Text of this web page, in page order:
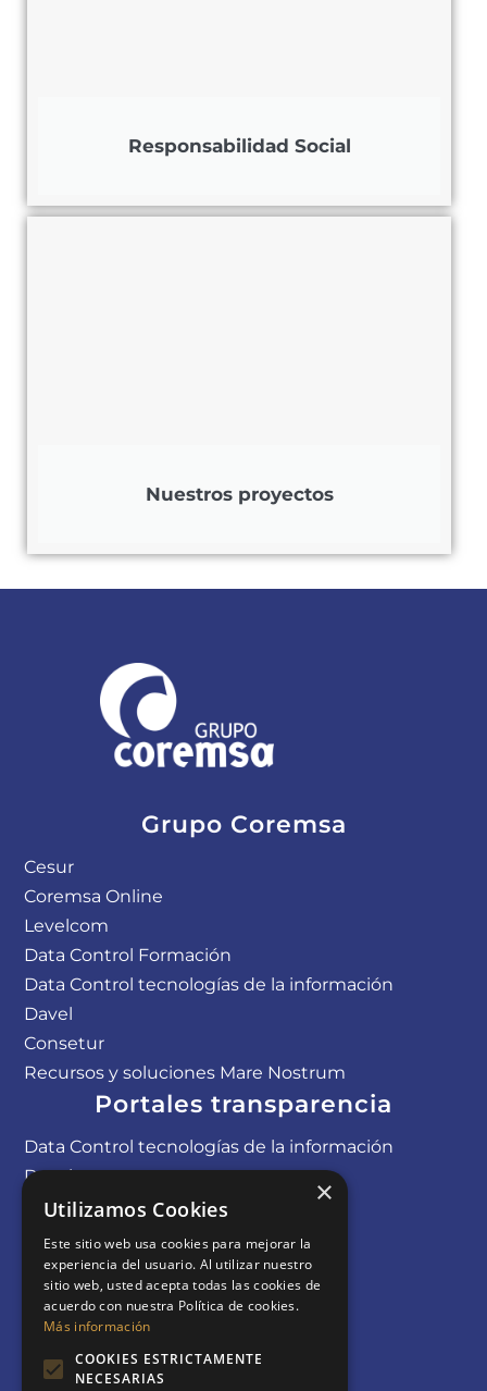
Responsabilidad Social
Nuestros proyectos
Grupo Coremsa
Cesur
Coremsa Online
Levelcom
Data Control Formación
Data Control tecnologías de la información​
Davel
Consetur
Recursos y soluciones Mare Nostrum
Portales transparencia
Data Control tecnologías de la información
Davel
Coremsa online
Levelcom
×
Utilizamos Cookies
Este sitio web usa cookies para mejorar la
experiencia del usuario. Al utilizar nuestro
sitio web, usted acepta todas las cookies de
acuerdo con nuestra Política de cookies.
Más información
COOKIES ESTRICTAMENTE
NECESARIAS